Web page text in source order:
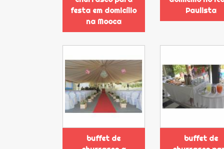
festa em domicílio
na Mooca
Paulista
buffet de
buffet de